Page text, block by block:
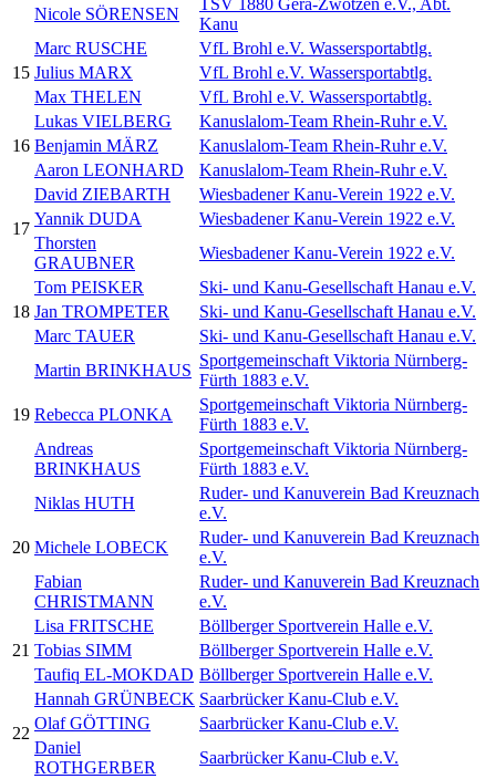
Nicole SÖRENSEN
TSV 1880 Gera-Zwötzen e.V., Abt.
Kanu
15
Marc RUSCHE
VfL Brohl e.V. Wassersportabtlg.
Julius MARX
VfL Brohl e.V. Wassersportabtlg.
Max THELEN
VfL Brohl e.V. Wassersportabtlg.
16
Lukas VIELBERG
Kanuslalom-Team Rhein-Ruhr e.V.
Benjamin MÄRZ
Kanuslalom-Team Rhein-Ruhr e.V.
Aaron LEONHARD
Kanuslalom-Team Rhein-Ruhr e.V.
17
David ZIEBARTH
Wiesbadener Kanu-Verein 1922 e.V.
Yannik DUDA
Wiesbadener Kanu-Verein 1922 e.V.
Thorsten
GRAUBNER
Wiesbadener Kanu-Verein 1922 e.V.
18
Tom PEISKER
Ski- und Kanu-Gesellschaft Hanau e.V.
Jan TROMPETER
Ski- und Kanu-Gesellschaft Hanau e.V.
Marc TAUER
Ski- und Kanu-Gesellschaft Hanau e.V.
19
Martin BRINKHAUS
Sportgemeinschaft Viktoria Nürnberg-
Fürth 1883 e.V.
Rebecca PLONKA
Sportgemeinschaft Viktoria Nürnberg-
Fürth 1883 e.V.
Andreas
BRINKHAUS
Sportgemeinschaft Viktoria Nürnberg-
Fürth 1883 e.V.
20
Niklas HUTH
Ruder- und Kanuverein Bad Kreuznach
e.V.
Michele LOBECK
Ruder- und Kanuverein Bad Kreuznach
e.V.
Fabian
CHRISTMANN
Ruder- und Kanuverein Bad Kreuznach
e.V.
21
Lisa FRITSCHE
Böllberger Sportverein Halle e.V.
Tobias SIMM
Böllberger Sportverein Halle e.V.
Taufiq EL-MOKDAD Böllberger Sportverein Halle e.V.
22
Hannah GRÜNBECK Saarbrücker Kanu-Club e.V.
Olaf GÖTTING
Saarbrücker Kanu-Club e.V.
Daniel
ROTHGERBER
Saarbrücker Kanu-Club e.V.